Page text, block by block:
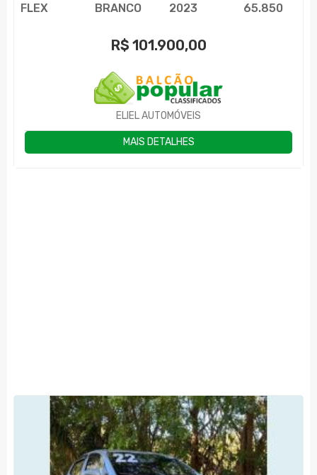
FLEX BRANCO 2023 65.850
R$ 101.900,00
ELIEL AUTOMÓVEIS
MAIS DETALHES